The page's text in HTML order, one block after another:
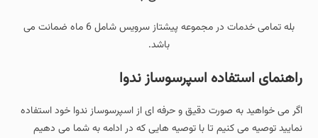
بله تمامی خدمات در مجموعه پیشتاز سرویس شامل 6 ماه ضمانت می
باشد.
راهنمای استفاده اسپرسوساز ندوا
اگر می خواهید به صورت دقیق و حرفه ای از اسپرسوساز ندوا خود استفاده
نمایید توصیه می کنیم تا با توصیه هایی که در ادامه به شما می دهیم